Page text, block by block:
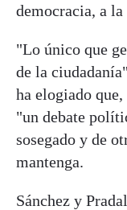
democracia, a
"Lo único que
de la
ha elogiado
"un debate
sosegado y de
mantenga.
Sánchez y